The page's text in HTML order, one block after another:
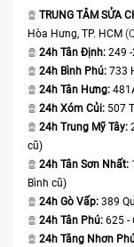
TRUNG TÂM SỬA
Hòa Hưng, TP. HCM
24h Tân Định: 249
24h Bình Phú: 733
24h Tân Hưng:
24h Xóm Củi: 507
24h Trung Mỹ Tây:
cũ)
24h Tân Sơn Nhất:
Bình cũ)
24h Gò Vấp: 389
24h Tân Phú: 625 -
24h Tăng Nhơn